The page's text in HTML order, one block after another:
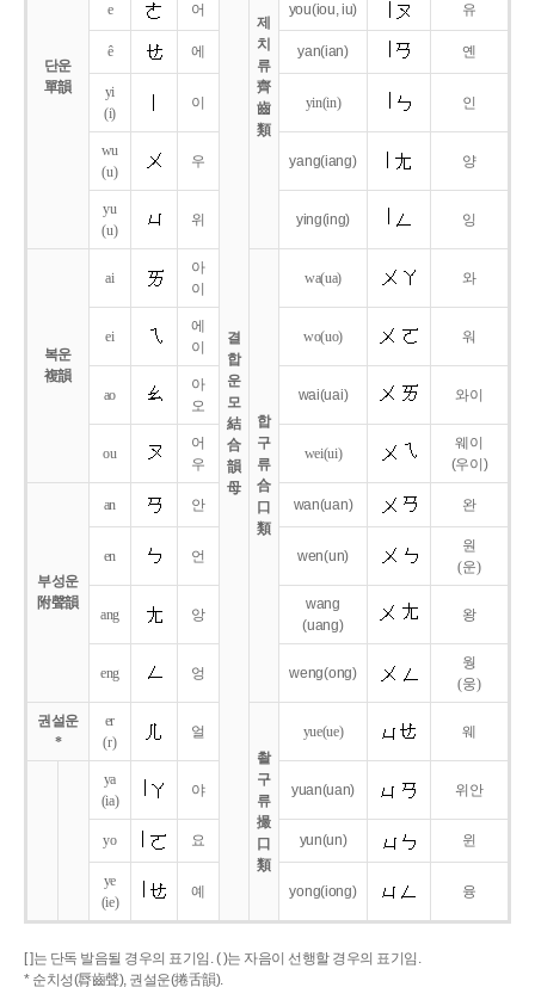
단운
單韻
결
합
운
모
結
合
韻
母
제
치
류
齊
齒
類
e 어 you(iou,iu) 유
ê 에 yan(ian) 옌
yi
(i)
이 yin(in) 인
wu
(u)
우 yang(iang) 양
yu
(u)
위 ying(ing) 잉
복운
複韻
ai
아
이
합
구
류
合
口
類
wa(ua) 와
ei
에
이
wo(uo) 워
ao
아
오
wai(uai) 와이
ou
어
우
wei(ui)
웨이
(우이)
부성운
附聲韻
an 안 wan(uan) 완
en 언 wen(un)
원
(운)
ang 앙
wang
(uang)
왕
eng 엉 weng(ong)
웡
(웅)
권설운
*
er
(r)
얼
촬
구
류
撮
口
類
yue(ue) 웨
ya
(ia)
야 yuan(uan) 위안
yo 요 yun(un) 윈
ye
(ie)
예 yong(iong) 융
[ ]는 단독 발음될 경우의 표기임. ( )는 자음이 선행할 경우의 표기임.
* 순치성(脣齒聲), 권설운(捲舌韻).